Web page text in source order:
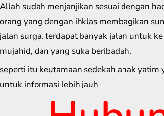
Allah sudah menjanjikan sesuai dengan
orang yang dengan ihklas membagikan
jalan surga. terdapat banyak jalan untuk
mujahid, dan yang suka beribadah.
seperti itu keutamaan sedekah anak yatim
untuk informasi lebih jauh